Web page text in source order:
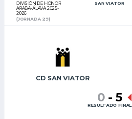
DIVISIÓN DE HONOR
ARABA-ÁLAVA 2025-
2026
SAN VIATOR
(JORNADA 29)
CD SAN VIATOR
0 - 5
RESULTADO FINAL